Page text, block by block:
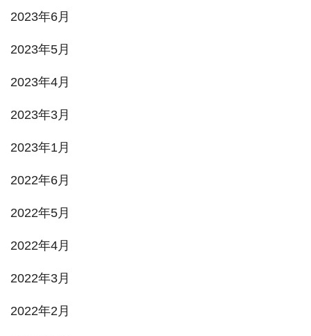
2023年6月
2023年5月
2023年4月
2023年3月
2023年1月
2022年6月
2022年5月
2022年4月
2022年3月
2022年2月